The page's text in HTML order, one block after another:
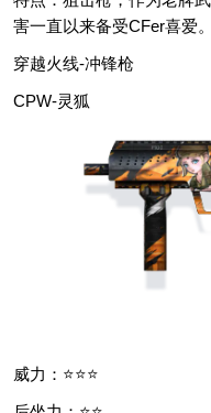
害一直以来备受CFer喜爱。
穿越火线-冲锋枪
CPW-灵狐
威力：⭐⭐⭐